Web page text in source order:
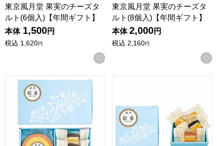
東京風月堂 果実のチーズタ
ルト(6個入)【年間ギフト】
本体 1,500円
税込 1,620円
お気に入りに登録する
東京風月堂 果実のチーズタ
ルト(8個入)【年間ギフト】
本体 2,000円
税込 2,160円
★出産内祝用途限定★ バームクーヘン(計4個)[SE5-26-2]【